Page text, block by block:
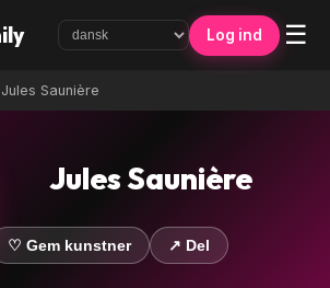
Log ind ☰
Jules Saunière
Jules Saunière
♡ Gem kunstner ↗ Del